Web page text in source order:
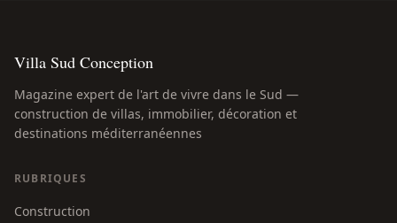
Villa Sud Conception
Magazine expert de l'art de vivre dans le Sud —
construction de villas, immobilier, décoration et
destinations méditerranéennes
RUBRIQUES
Construction